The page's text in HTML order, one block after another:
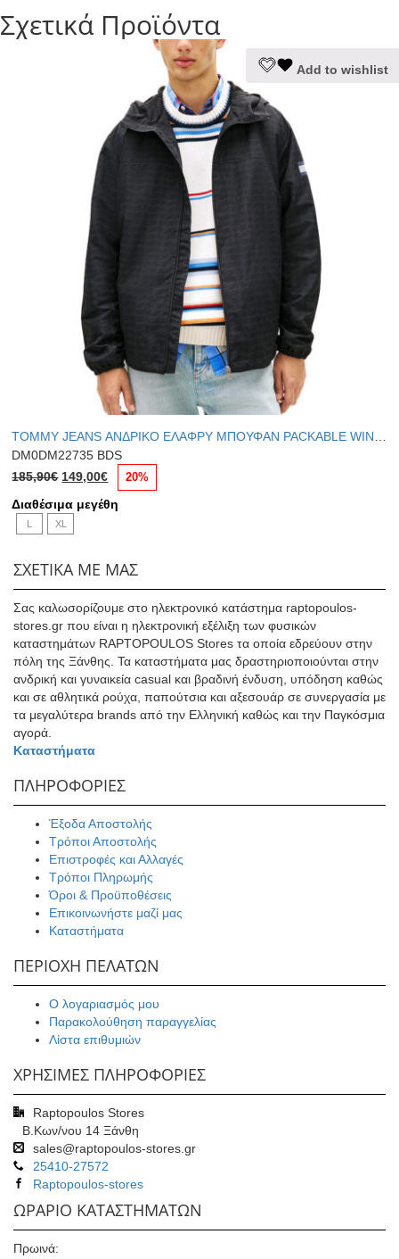
Σχετικά Προϊόντα
Αυτό
προϊόν
έχει
πολλαπλές
παραλλαγές.
επιλογές
προϊόντος
Add to wishlist
DM0DM22735 BDS
185,90€ Original
was:
185,90€.
149,00€Η
τρέχουσα
τιμή
20%
Διαθέσιμα μεγέθη
L XL
ΣΧΕΤΙΚΑ ΜΕ ΜΑΣ
Σας καλωσορίζουμε στο ηλεκτρονικό κατάστημα raptopoulos-
stores.gr που είναι η ηλεκτρονική εξέλιξη των φυσικών
καταστημάτων RAPTOPOULOS Stores τα οποία εδρεύουν στην
πόλη της Ξάνθης. Τα καταστήματα μας δραστηριοποιούνται στην
ανδρική και γυναικεία casual και βραδινή ένδυση, υπόδηση καθώς
και σε αθλητικά ρούχα, παπούτσια και αξεσουάρ σε συνεργασία με
τα μεγαλύτερα brands από την Ελληνική καθώς και την Παγκόσμια
αγορά.
Καταστήματα
ΠΛΗΡΟΦΟΡΙΕΣ
Έξοδα Αποστολής
Τρόποι Αποστολής
Επιστροφές και Αλλαγές
Τρόποι Πληρωμής
Όροι & Προϋποθέσεις
Επικοινωνήστε μαζί μας
Καταστήματα
ΠΕΡΙΟΧΗ ΠΕΛΑΤΩΝ
Ο λογαριασμός μου
Παρακολούθηση παραγγελίας
Λίστα επιθυμιών
ΧΡΗΣΙΜΕΣ ΠΛΗΡΟΦΟΡΙΕΣ
Raptopoulos Stores
Β.Κων/νου 14 Ξάνθη
sales@raptopoulos-stores.gr
25410-27572
Raptopoulos-stores
ΩΡΑΡΙΟ ΚΑΤΑΣΤΗΜΑΤΩΝ
Πρωινά: